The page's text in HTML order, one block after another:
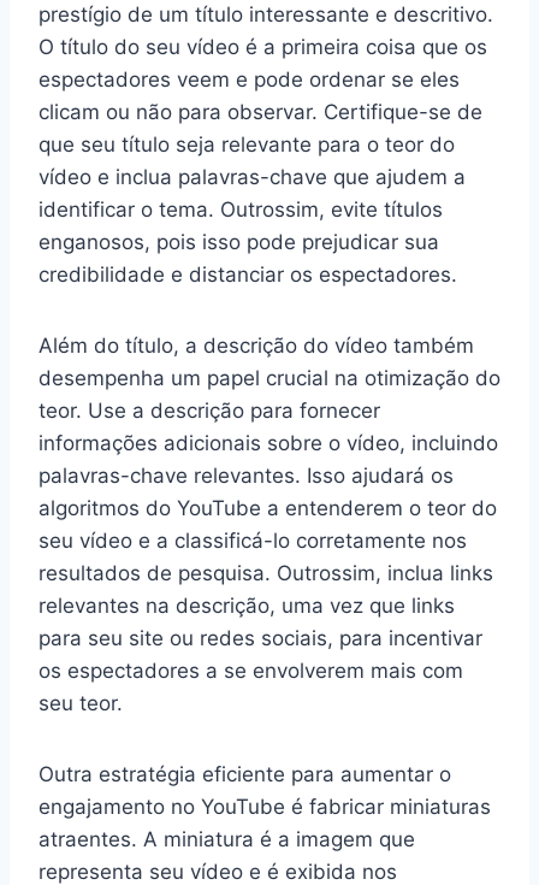
prestígio de um título interessante e descritivo.
O título do seu vídeo é a primeira coisa que os
espectadores veem e pode ordenar se eles
clicam ou não para observar. Certifique-se de
que seu título seja relevante para o teor do
vídeo e inclua palavras-chave que ajudem a
identificar o tema. Outrossim, evite títulos
enganosos, pois isso pode prejudicar sua
credibilidade e distanciar os espectadores.
Além do título, a descrição do vídeo também
desempenha um papel crucial na otimização do
teor. Use a descrição para fornecer
informações adicionais sobre o vídeo, incluindo
palavras-chave relevantes. Isso ajudará os
algoritmos do YouTube a entenderem o teor do
seu vídeo e a classificá-lo corretamente nos
resultados de pesquisa. Outrossim, inclua links
relevantes na descrição, uma vez que links
para seu site ou redes sociais, para incentivar
os espectadores a se envolverem mais com
seu teor.
Outra estratégia eficiente para aumentar o
engajamento no YouTube é fabricar miniaturas
atraentes. A miniatura é a imagem que
representa seu vídeo e é exibida nos